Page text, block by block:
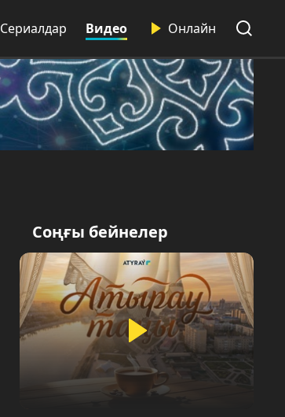
Сериалдар Видео Онлайн
Соңғы бейнелер